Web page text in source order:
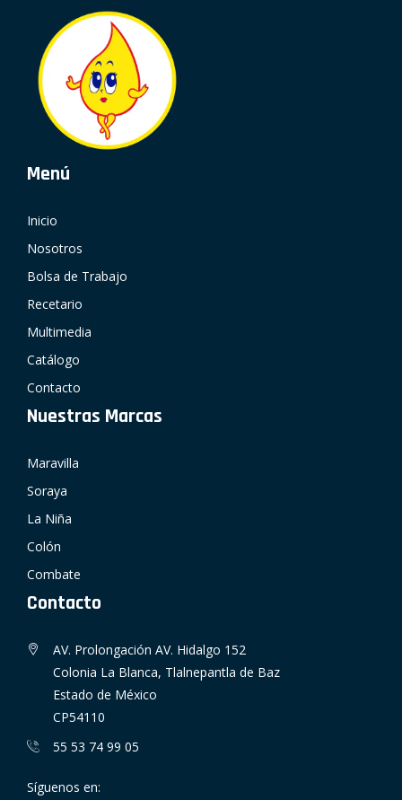
Menú
Inicio
Nosotros
Bolsa de Trabajo
Recetario
Multimedia
Catálogo
Contacto
Nuestras Marcas
Maravilla
Soraya
La Niña
Colón
Combate
Contacto
AV. Prolongación AV. Hidalgo 152
Colonia La Blanca, Tlalnepantla de Baz
Estado de México
CP54110
55 53 74 99 05
Síguenos en: